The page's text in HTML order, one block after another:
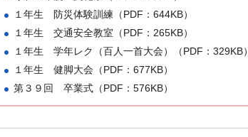
１年生 防災体験訓練（PDF：644KB）
１年生 交通安全教室（PDF：265KB）
１年生 学年レク（百人一首大会）（PDF：329KB）
１年生 健脚大会（PDF：677KB）
第３９回 卒業式（PDF：576KB）